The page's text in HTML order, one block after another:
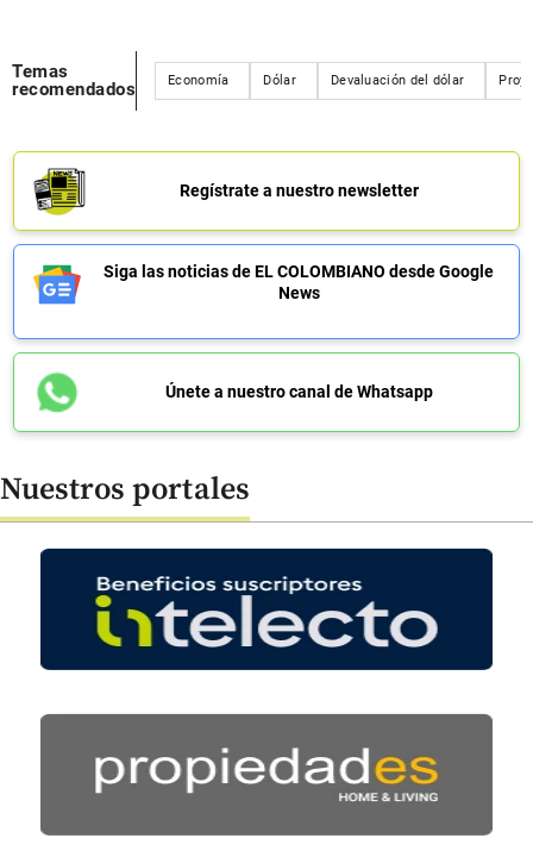
Temas
recomendados
Economía Dólar Devaluación del dólar
Regístrate a nuestro newsletter
Siga las noticias de EL COLOMBIANO desde Google
News
Únete a nuestro canal de Whatsapp
Nuestros portales